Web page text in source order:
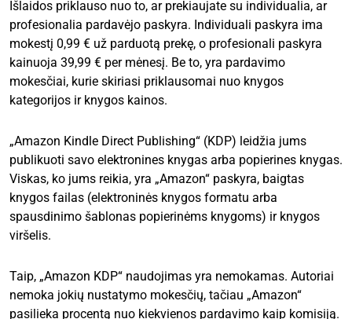
Išlaidos priklauso nuo to, ar prekiaujate su individualia, ar
profesionalia pardavėjo paskyra. Individuali paskyra ima
mokestį 0,99 € už parduotą prekę, o profesionali paskyra
kainuoja 39,99 € per mėnesį. Be to, yra pardavimo
mokesčiai, kurie skiriasi priklausomai nuo knygos
kategorijos ir knygos kainos.
„Amazon Kindle Direct Publishing“ (KDP) leidžia jums
publikuoti savo elektronines knygas arba popierines knygas.
Viskas, ko jums reikia, yra „Amazon“ paskyra, baigtas
knygos failas (elektroninės knygos formatu arba
spausdinimo šablonas popierinėms knygoms) ir knygos
viršelis.
Taip, „Amazon KDP“ naudojimas yra nemokamas. Autoriai
nemoka jokių nustatymo mokesčių, tačiau „Amazon“
pasilieka procentą nuo kiekvienos pardavimo kaip komisiją.